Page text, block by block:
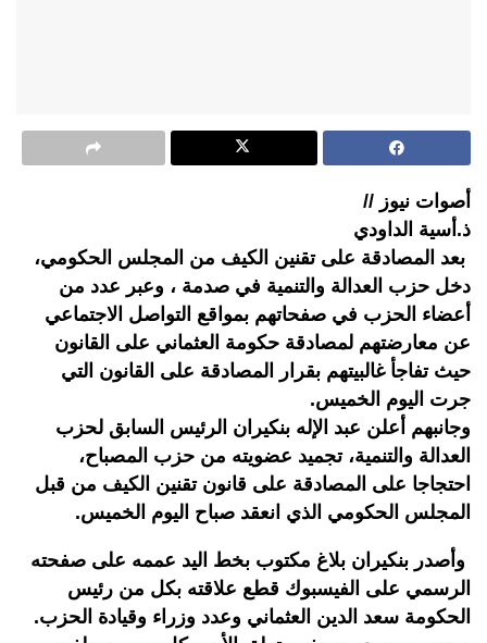
أصوات نيوز //
ذ.أسية الداودي
بعد المصادقة على تقنين الكيف من المجلس الحكومي،
دخل حزب العدالة والتنمية في صدمة ، وعبر عدد من
أعضاء الحزب في صفحاتهم بمواقع التواصل الاجتماعي
عن معارضتهم لمصادقة حكومة العثماني على القانون
حيث تفاجأ غالبيتهم بقرار المصادقة على القانون التي
جرت اليوم الخميس.
وجانبهم أعلن عبد الإله بنكيران الرئيس السابق لحزب
العدالة والتنمية، تجميد عضويته من حزب المصباح،
احتجاجا على المصادقة على قانون تقنين الكيف من قبل
المجلس الحكومي الذي انعقد صباح اليوم الخميس.
وأصدر بنكيران بلاغ مكتوب بخط اليد عممه على صفحته
الرسمي على الفيسبوك قطع علاقته بكل من رئيس
الحكومة سعد الدين العثماني وعدد وزراء وقيادة الحزب.